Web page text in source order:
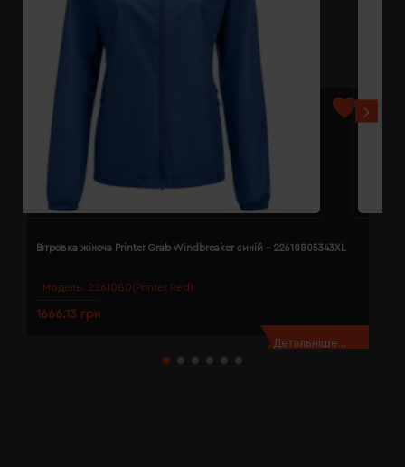
Модель: 2261080(Printer Red)
Вітровка жіноча Printer Grab Windbreaker синій - 22610805343XL
1666.13 грн
Детальніше...